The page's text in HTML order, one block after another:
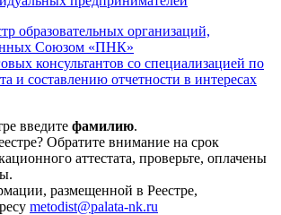
образовательных организаций,
Союзом «ПНК»
консультантов со специализацией по
и составлению отчетности в интересах
введите фамилию.
Обратите внимание на срок
аттестата, проверьте, оплачены
размещенной в Реестре,
metodist@palata-nk.ru